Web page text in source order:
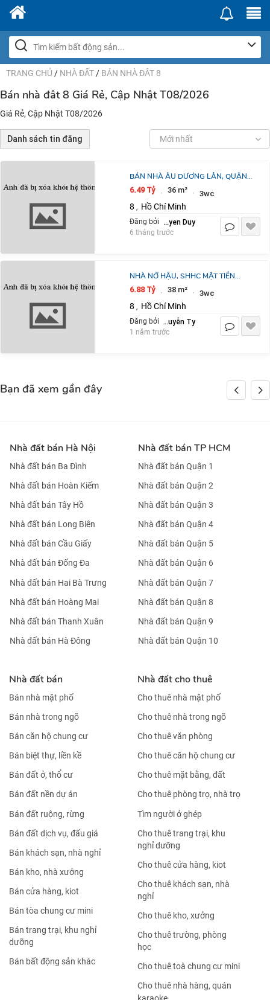
TRANG CHỦ / NHÀ ĐẤT / BÁN NHÀ ĐÂT 8
Bán nhà đât 8 Giá Rẻ, Cập Nhật T08/2026
Giá Rẻ, Cập Nhật T08/2026
Danh sách tin đăng Mới nhất
BÁN NHÀ ÂU DƯƠNG LÂN, QUẬN
8, FULL ĐỒ VÀO Ở LIỀN, 4 TẦNG,
36M², SỔ RIÊNG, CHỈ 6,49 TỶ
6.49 Tỷ · 36 m² · 3wc
8 , Hồ Chí Minh
Đăng bởi Nguyen Duy
6 tháng trước
NHÀ NỞ HẬU, SHHC MẶT TIỀN
ĐƯỜNG BA ĐÌNH P10Q8
6.88 Tỷ · 38 m² · 3wc
8 , Hồ Chí Minh
Đăng bởi Nguyễn Ty
1 năm trước
Bạn đã xem gần đây
Nhà đất bán Hà Nội
Nhà đất bán Ba Đình
Nhà đất bán Hoàn Kiếm
Nhà đất bán Tây Hồ
Nhà đất bán Long Biên
Nhà đất bán Cầu Giấy
Nhà đất bán Đống Đa
Nhà đất bán Hai Bà Trưng
Nhà đất bán Hoàng Mai
Nhà đất bán Thanh Xuân
Nhà đất bán Hà Đông
Nhà đất bán TP HCM
Nhà đất bán Quận 1
Nhà đất bán Quận 2
Nhà đất bán Quận 3
Nhà đất bán Quận 4
Nhà đất bán Quận 5
Nhà đất bán Quận 6
Nhà đất bán Quận 7
Nhà đất bán Quận 8
Nhà đất bán Quận 9
Nhà đất bán Quận 10
Nhà đất bán
Bán nhà mặt phố
Bán nhà trong ngõ
Bán căn hộ chung cư
Bán biệt thự, liền kề
Bán đất ở, thổ cư
Bán đất nền dự án
Bán đất ruộng, rừng
Bán đất dịch vụ, đấu giá
Bán khách sạn, nhà nghỉ
Bán kho, nhà xưởng
Bán cửa hàng, kiot
Bán tòa chung cư mini
Bán trang trại, khu nghỉ
dưỡng
Bán bất động sản khác
Nhà đất cho thuê
Cho thuê nhà mặt phố
Cho thuê nhà trong ngõ
Cho thuê văn phòng
Cho thuê căn hộ chung cư
Cho thuê mặt bằng, đất
Cho thuê phòng trọ, nhà trọ
Tìm người ở ghép
Cho thuê trang trại, khu
nghỉ dưỡng
Cho thuê cửa hàng, kiot
Cho thuê khách sạn, nhà
nghỉ
Cho thuê kho, xưởng
Cho thuê trường, phòng
học
Cho thuê toà chung cư mini
Cho thuê nhà hàng, quán
karaoke